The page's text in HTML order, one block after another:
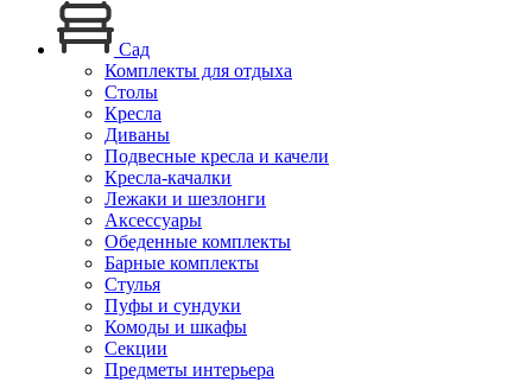
Сад
Комплекты для отдыха
Столы
Кресла
Диваны
Подвесные кресла и качели
Кресла-качалки
Лежаки и шезлонги
Аксессуары
Обеденные комплекты
Барные комплекты
Стулья
Пуфы и сундуки
Комоды и шкафы
Секции
Предметы интерьера